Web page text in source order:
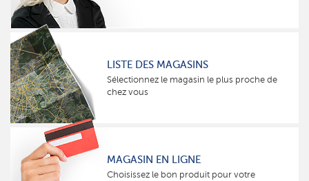
LISTE DES MAGASINS
Sélectionnez le magasin le plus proche de
chez vous
MAGASIN EN LIGNE
Choisissez le bon produit pour votre